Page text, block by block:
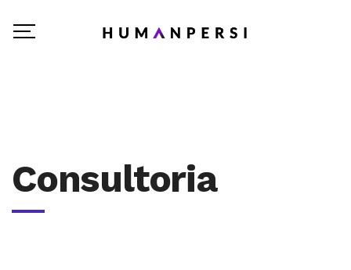
Consultoria